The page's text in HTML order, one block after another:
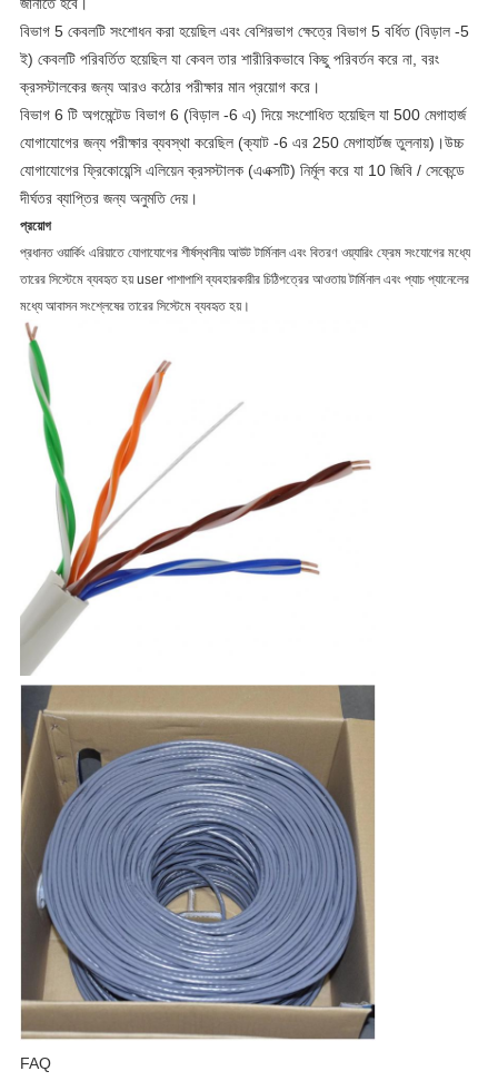
জানাতে হবে।
বিভাগ 5 কেবলটি সংশোধন করা হয়েছিল এবং বেশিরভাগ ক্ষেত্রে বিভাগ 5 বর্ধিত (বিড়াল -5
ই) কেবলটি পরিবর্তিত হয়েছিল যা কেবল তার শারীরিকভাবে কিছু পরিবর্তন করে না, বরং
ক্রসস্টালকের জন্য আরও কঠোর পরীক্ষার মান প্রয়োগ করে।
বিভাগ 6 টি অগমেন্টেড বিভাগ 6 (বিড়াল -6 এ) দিয়ে সংশোধিত হয়েছিল যা 500 মেগাহার্জ
যোগাযোগের জন্য পরীক্ষার ব্যবস্থা করেছিল (ক্যাট -6 এর 250 মেগাহার্টজ তুলনায়)।উচ্চ
যোগাযোগের ফ্রিকোয়েন্সি এলিয়েন ক্রসস্টালক (এএক্সটি) নির্মূল করে যা 10 জিবি / সেকেন্ডে
দীর্ঘতর ব্যাপ্তির জন্য অনুমতি দেয়।
প্রয়োগ
প্রধানত ওয়ার্কিং এরিয়াতে যোগাযোগের শীর্ষস্থানীয় আউট টার্মিনাল এবং বিতরণ ওয়্যারিং ফ্রেম সংযোগের মধ্যে
তারের সিস্টেমে ব্যবহৃত হয় user পাশাপাশি ব্যবহারকারীর চিঠিপত্রের আওতায় টার্মিনাল এবং প্যাচ প্যানেলের
মধ্যে আবাসন সংশ্লেষের তারের সিস্টেমে ব্যবহৃত হয়।
FAQ